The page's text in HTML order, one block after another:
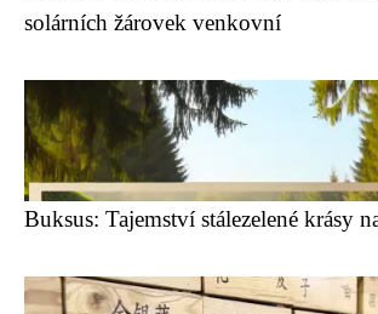
solárních žárovek venkovní
Buksus: Tajemství stálezelené krásy